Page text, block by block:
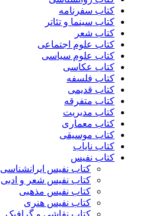
کتاب سفرنامه
کتاب سینما و تئاتر
کتاب شعر
کتاب علوم اجتماعی
کتاب علوم سیاسی
کتاب عکاسی
کتاب فلسفه
کتاب قدیمی
کتاب متفرقه
کتاب مدیریت
کتاب معماری
کتاب موسیقی
کتاب نایاب
کتاب نفیس
کتاب نفیس ایرانشناسی
کتاب نفیس شعر و ادبی
کتاب نفیس مذهبی
کتاب نفیس هنری